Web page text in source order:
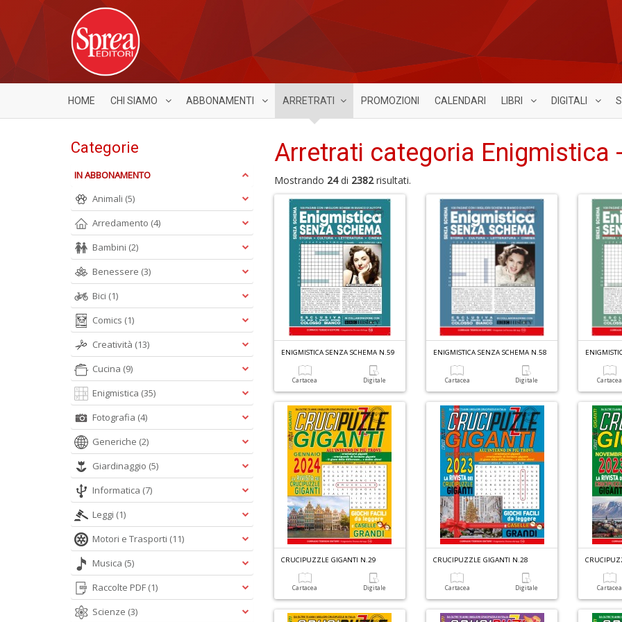
HOME CHI SIAMO ABBONAMENTI ARRETRATI PROMOZIONI CALENDARI LIBRI DIGITALI
Arretrati categoria Enigmistica
Mostrando 24di 2382risultati.
ENIGMISTICA SENZA SCHEMA N.59
Cartacea Digitale
ENIGMISTICA SENZA SCHEMA N.58
Cartacea Digitale Cartacea
CRUCIPUZZLE GIGANTI N.29
Cartacea Digitale
CRUCIPUZZLE GIGANTI N.28
Cartacea Digitale Cartacea
Categorie
IN ABBONAMENTO
Animali (5)
Arredamento (4)
Bambini (2)
Benessere (3)
Bici (1)
Comics (1)
Creatività (13)
Cucina (9)
Enigmistica (35)
Fotografia (4)
Generiche (2)
Giardinaggio (5)
Informatica (7)
Leggi (1)
Motori e Trasporti (11)
Musica (5)
Raccolte PDF (1)
Scienze (3)